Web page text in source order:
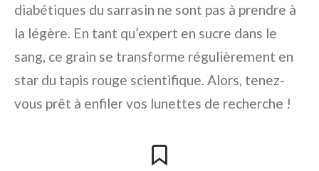
diabétiques du sarrasin ne sont pas à prendre à
la légère. En tant qu’expert en sucre dans le
sang, ce grain se transforme régulièrement en
star du tapis rouge scientifique. Alors, tenez-
vous prêt à enfiler vos lunettes de recherche !